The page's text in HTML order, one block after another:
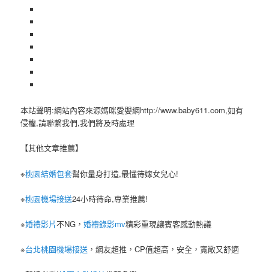
本站聲明:網站內容來源媽咪愛嬰網http://www.baby611.com,如有
侵權,請聯繫我們,我們將及時處理
【其他文章推薦】
※桃園結婚包套幫你量身打造,最懂待嫁女兒心!
※桃園機場接送24小時待命,專業推薦!
※婚禮影片不NG，婚禮錄影mv精彩重現讓賓客感動熱議
※台北桃園機場接送 ，網友超推，CP值超高，安全，寬敞又舒適